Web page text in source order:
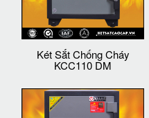
Két Sắt Chống Cháy
KCC110 DM